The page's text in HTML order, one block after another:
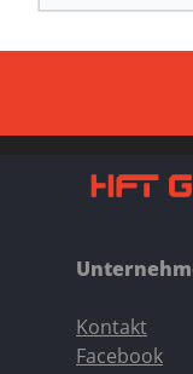
Kontakt
Facebook